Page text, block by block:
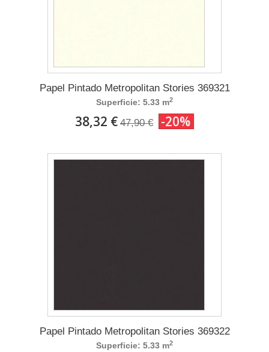
Papel Pintado Metropolitan Stories 369321
Superficie: 5.33 m2
38,32 € 47,90 € -20%
Papel Pintado Metropolitan Stories 369322
Superficie: 5.33 m2